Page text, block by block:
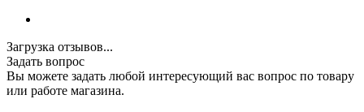
Загрузка отзывов...
Задать вопрос
Вы можете задать любой интересующий вас вопрос по товару
или работе магазина.